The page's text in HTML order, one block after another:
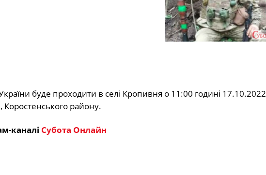
буде проходити в селі Кропивня о 11:00 годині 17.10.2022
Коростенського району.
каналі Субота Онлайн